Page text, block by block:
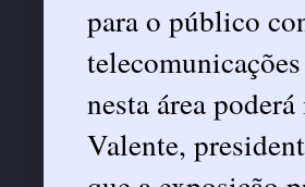
para o público
nesta área
Valente,